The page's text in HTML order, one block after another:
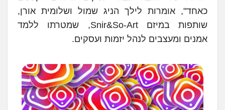
כאחד", אומרות לילך הניג שמול ושלומית אורן,
שותפות במיזם Snir&So-Art, שמטרתו ללמד
אמנים ומעצבים לנהל יזמות ועסקים.